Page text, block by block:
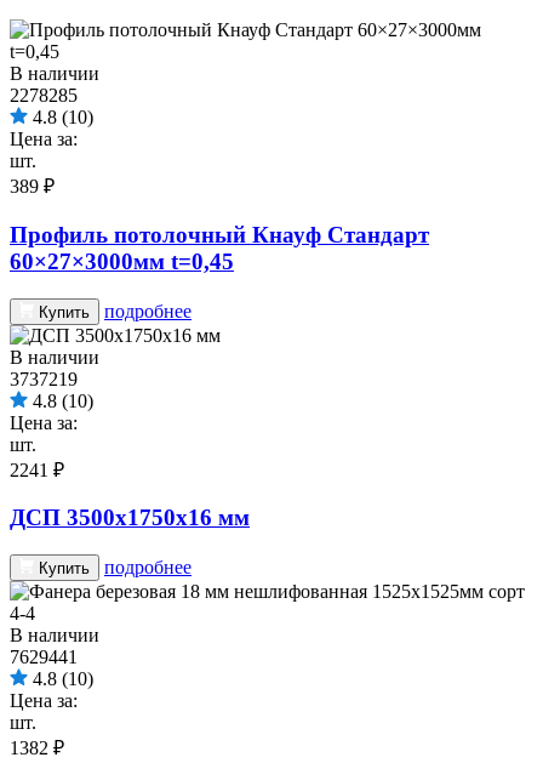
В наличии
2278285
4.8 (10)
Цена за:
шт.
389 ₽
Профиль потолочный Кнауф Стандарт
60×27×3000мм t=0,45
Купить подробнее
В наличии
3737219
4.8 (10)
Цена за:
шт.
2241 ₽
ДСП 3500х1750х16 мм
Купить подробнее
В наличии
7629441
4.8 (10)
Цена за:
шт.
1382 ₽